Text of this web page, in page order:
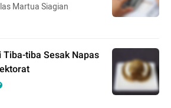
Martua Siagian
tiba Sesak Napas